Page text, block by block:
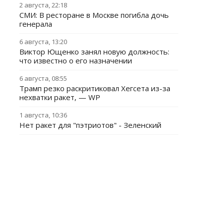
2 августа, 22:18
СМИ: В ресторане в Москве погибла дочь
генерала
6 августа, 13:20
Виктор Ющенко занял новую должность:
что известно о его назначении
6 августа, 08:55
Трамп резко раскритиковал Хегсета из-за
нехватки ракет, — WP
1 августа, 10:36
Нет ракет для "пэтриотов" - Зеленский